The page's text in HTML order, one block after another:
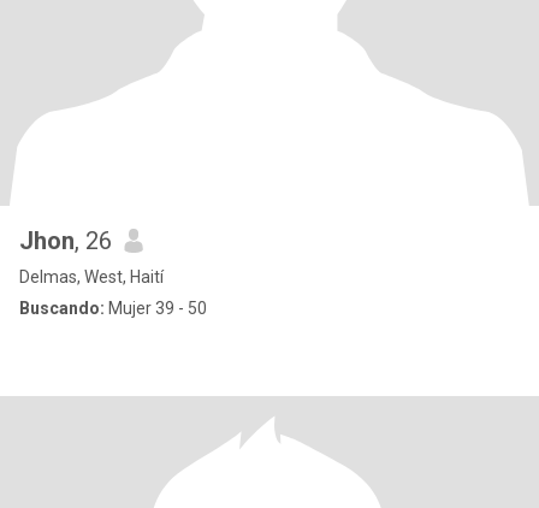
Jhon, 26
Delmas, West, Haití
Buscando: Mujer 39 - 50